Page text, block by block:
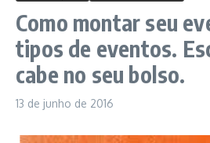
Como montar seu
tipos de eventos.
cabe no seu bolso.
13 de junho de 2016